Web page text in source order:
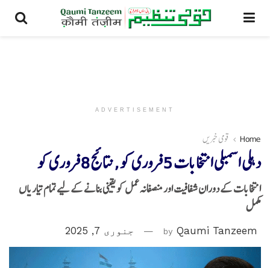
ADVERTISEMENT
Home قومی خبریں
دہلی اسمبلی انتخابات 5 فروری کو , نتائج 8 فروری کو
انتخابات کے دوران شفافیت اور منصفانہ عمل کو یقینی بنانے کے لیے تمام تیاریاں
مکمل
by Qaumi Tanzeem جنوری 7, 2025